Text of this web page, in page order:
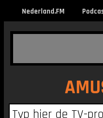
Nederland.FM